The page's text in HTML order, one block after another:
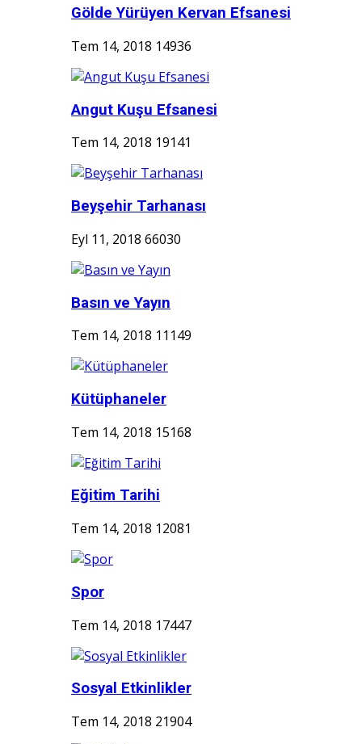
Gölde Yürüyen Kervan Efsanesi
Tem 14, 2018 14936
Angut Kuşu Efsanesi
Tem 14, 2018 19141
Beyşehir Tarhanası
Eyl 11, 2018 66030
Basın ve Yayın
Tem 14, 2018 11149
Kütüphaneler
Tem 14, 2018 15168
Eğitim Tarihi
Tem 14, 2018 12081
Spor
Tem 14, 2018 17447
Sosyal Etkinlikler
Tem 14, 2018 21904